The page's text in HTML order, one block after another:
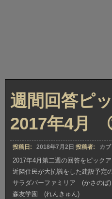
週間回答ピ
2017年4
投稿日: 2018年7月2日 投稿者: カブ
2017年4月第二週の回答をピック
近隣住民が大抗議をした建設予定
サラダバーファミリア (かさのば)
森友学園 (れんきゅん)